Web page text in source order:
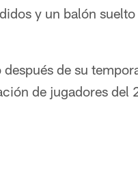
y un balón
de su
de jugadores del